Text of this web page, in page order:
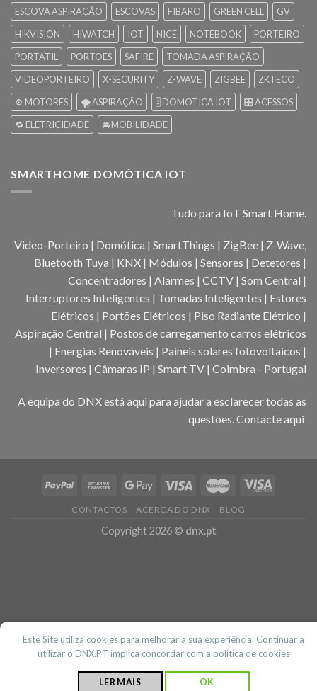
ESCOVA ASPIRAÇÃO
ESCOVAS FIBARO GREEN CELL
GV
HIKVISION
HIWATCH IOT NICE NOTEBOOK
PORTEIRO
PORTÁTIL
PORTÕES SAFIRE
TOMADA ASPIRAÇÃO
VIDEOPORTEIRO
X-SECURITY Z-WAVE ZIGBEE
ZKTECO
⚙️ MOTORES
🌪️ ASPIRAÇÃO 🎚️ DOMOTICA IOT
🎛️ ACESSOS
🔁 ELETRICIDADE
🚘 MOBILIDADE
SMARTHOME DOMÓTICA IOT
Tudo para IoT Smart Home.
Video-Porteiro | Domótica | SmartThings | ZigBee | Z-Wave,
Bluetooth Tuya | KNX | Módulos | Sensores | Detetores |
Concentradores | Alarmes | CCTV | Som Central |
Interruptores Inteligentes | Tomadas Inteligentes | Estores
Elétricos | Portões Elétricos | Piso Radiante Elétrico |
Aspiração Central | Postos de carregamento carros elétricos
| Energias Renováveis | Paineis solares fotovoltaicos |
Inversores | Câmaras IP | Smart TV | Coimbra - Portugal
A equipa do DNX está aqui para ajudar a esclarecer todas as
questões.Contacte aqui
CONTACTOS ACERCA DO DNX BLOG
Copyright 2026 © dnx.pt
Este Site utiliza cookies para melhorar a sua experiência. Continuar a
utilizar o DNX.PT implica concordar com a politica de cookies